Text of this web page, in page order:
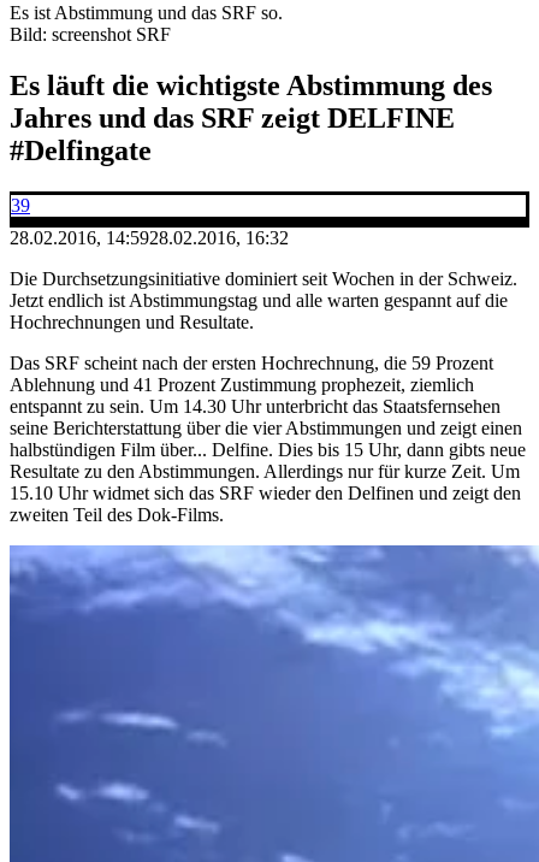
Es ist Abstimmung und das SRF so.
Bild: screenshot SRF
Es läuft die wichtigste Abstimmung des
Jahres und das SRF zeigt DELFINE
#Delfingate
39
28.02.2016, 14:5928.02.2016, 16:32
Die Durchsetzungsinitiative dominiert seit Wochen in der Schweiz.
Jetzt endlich ist Abstimmungstag und alle warten gespannt auf die
Hochrechnungen und Resultate.
Das SRF scheint nach der ersten Hochrechnung, die 59 Prozent
Ablehnung und 41 Prozent Zustimmung prophezeit, ziemlich
entspannt zu sein. Um 14.30 Uhr unterbricht das Staatsfernsehen
seine Berichterstattung über die vier Abstimmungen und zeigt einen
halbstündigen Film über... Delfine. Dies bis 15 Uhr, dann gibts neue
Resultate zu den Abstimmungen. Allerdings nur für kurze Zeit. Um
15.10 Uhr widmet sich das SRF wieder den Delfinen und zeigt den
zweiten Teil des Dok-Films.